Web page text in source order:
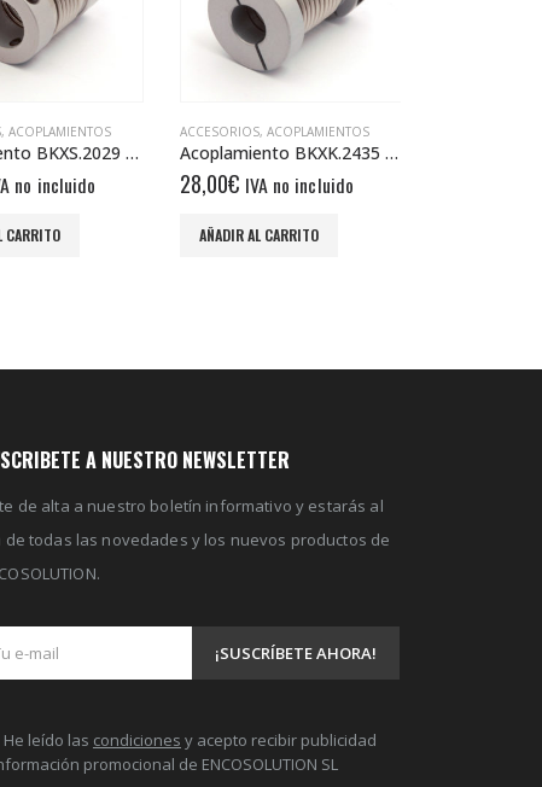
, ACOPLAMIENTOS
Acoplamiento BKXK.2435 10/10
no incluido
CARRITO
ACCESORIOS, ACOPLAMIENTOS
Acoplamiento BKXK.2135 10/10
29,50€ IVA no incluido
AÑADIR AL CARRITO
A NUESTRO NEWSLETTER
de alta a nuestro boletín informativo y estarás al
de todas las novedades y los nuevos productos de
He leído las condiciones y acepto recibir publicidad
promocional de ENCOSOLUTION SL